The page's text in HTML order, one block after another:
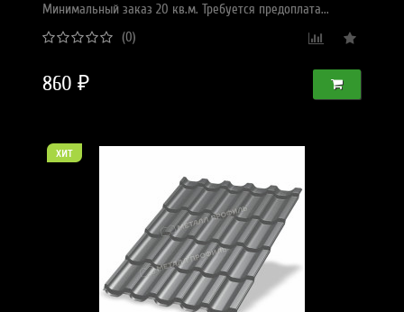
Минимальный заказ 20 кв.м. Требуется предоплата...
(0)
860 ₽
хит